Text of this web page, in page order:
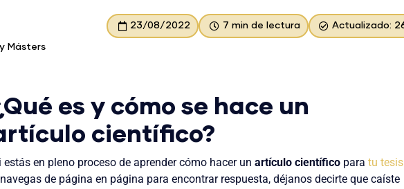
Másters
23/08/2022 7 min de lectura Actualizado:
es y cómo se hace un
científico?
estás en pleno proceso de aprender cómo hacer un artículo científico para tu tesis
de página en página para encontrar respuesta, déjanos decirte que caíste